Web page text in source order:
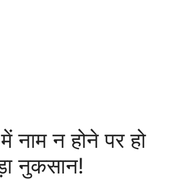
नाम न होने पर हो
नुकसान!